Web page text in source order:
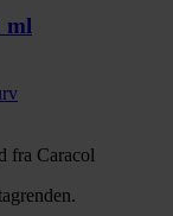
ml
fra Caracol